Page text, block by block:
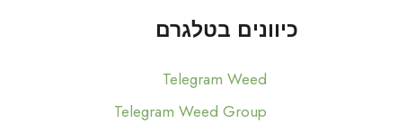
כיוונים בטלגרם
Telegram Weed
Telegram Weed Group